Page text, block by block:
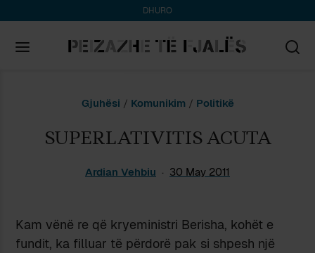
DHURO
Gjuhësi / Komunikim / Politikë
SUPERLATIVITIS ACUTA
Ardian Vehbiu 30 May 2011
Kam vënë re që kryeministri Berisha, kohët e
fundit, ka filluar të përdorë pak si shpesh një